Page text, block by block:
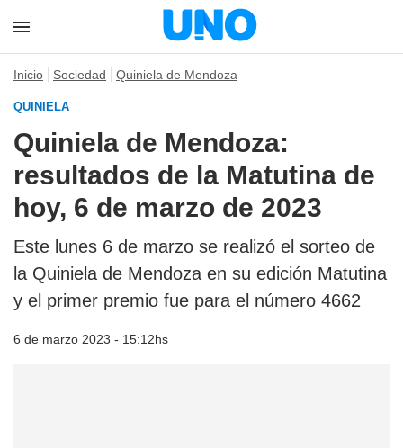
Inicio Sociedad Quiniela de Mendoza
QUINIELA
Quiniela de Mendoza:
resultados de la Matutina de
hoy, 6 de marzo de 2023
Este lunes 6 de marzo se realizó el sorteo de
la Quiniela de Mendoza en su edición Matutina
y el primer premio fue para el número 4662
6 de marzo 2023 - 15:12hs